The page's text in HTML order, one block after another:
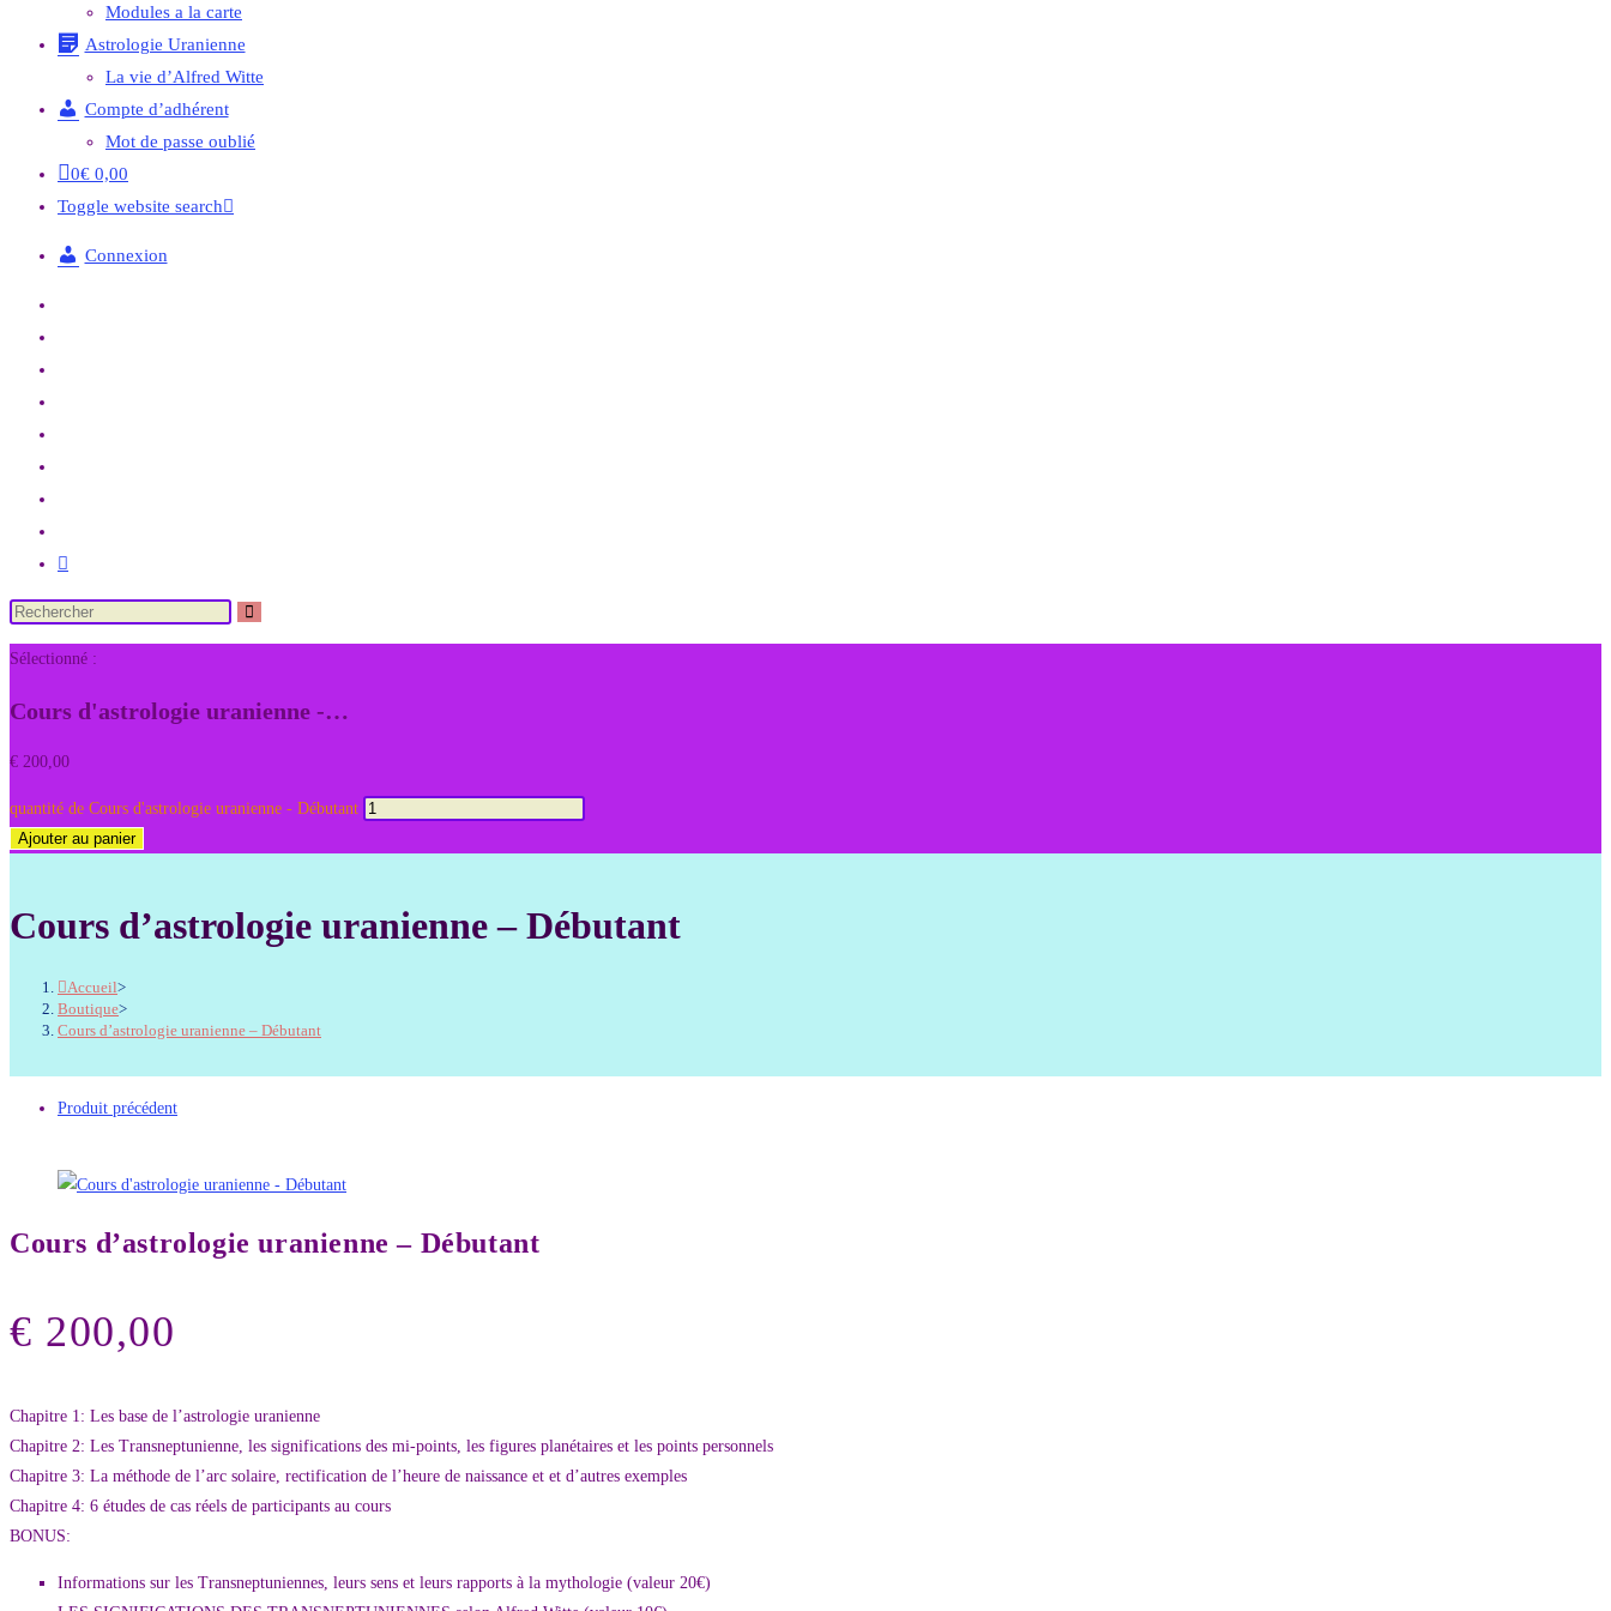
Modules a la carte
Astrologie Uranienne
La vie d’Alfred Witte
Compte d’adhérent
Mot de passe oublié
0€ 0,00
Toggle website search
Connexion
Sélectionné :
Cours d'astrologie uranienne -…
€ 200,00
quantité de Cours d'astrologie uranienne - Débutant
Ajouter au panier
Cours d’astrologie uranienne – Débutant
Accueil>
Boutique>
Cours d’astrologie uranienne – Débutant
Produit précédent
Cours d’astrologie uranienne – Débutant
€ 200,00
Chapitre 1: Les base de l’astrologie uranienne
Chapitre 2: Les Transneptunienne, les significations des mi-points, les figures planétaires et les points personnels
Chapitre 3: La méthode de l’arc solaire, rectification de l’heure de naissance et et d’autres exemples
Chapitre 4: 6 études de cas réels de participants au cours
BONUS:
Informations sur les Transneptuniennes, leurs sens et leurs rapports à la mythologie (valeur 20€)